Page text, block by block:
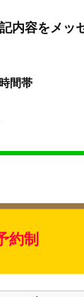
内容をメッ
間帯
約制